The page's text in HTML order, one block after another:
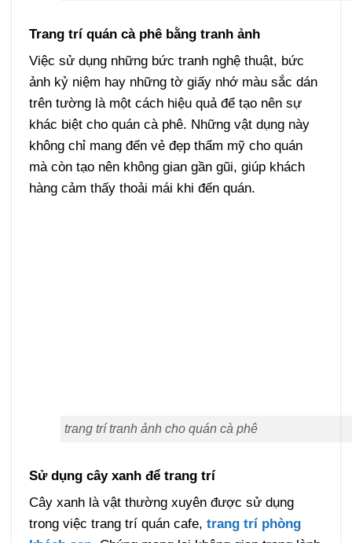
Trang trí quán cà phê bằng tranh ảnh
Việc sử dụng những bức tranh nghệ thuật, bức
ảnh kỷ niệm hay những tờ giấy nhớ màu sắc dán
trên tường là một cách hiệu quả để tạo nên sự
khác biệt cho quán cà phê. Những vật dụng này
không chỉ mang đến vẻ đẹp thẩm mỹ cho quán
mà còn tạo nên không gian gần gũi, giúp khách
hàng cảm thấy thoải mái khi đến quán.
trang trí tranh ảnh cho quán cà phê
Sử dụng cây xanh để trang trí
Cây xanh là vật thường xuyên được sử dụng
trong việc trang trí quán cafe, trang trí phòng